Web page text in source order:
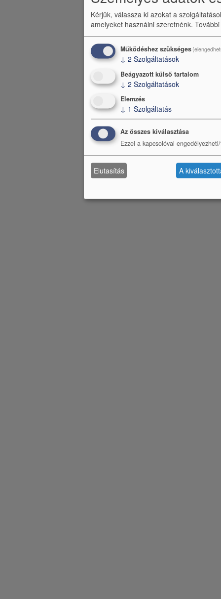
Kérjük, válassza ki azokat a
amelyeket használni szeretnénk.
Működéshez szükséges
↓ 2 Szolgáltatások
Beágyazott külső tartalom
↓ 2 Szolgáltatások
Elemzés
↓ 1 Szolgáltatás
Az összes kiválasztása
Ezzel a kapcsolóval
Elutasítás A